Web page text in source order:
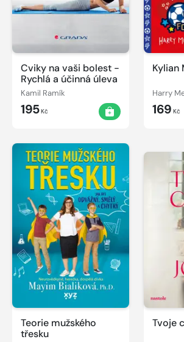
Cviky na vaši bolest -
Rychlá a účinná úleva
Kamil Ramík
195Kč
Kylian
Harry
169 Kč
Teorie mužského
třesku
Tvoje